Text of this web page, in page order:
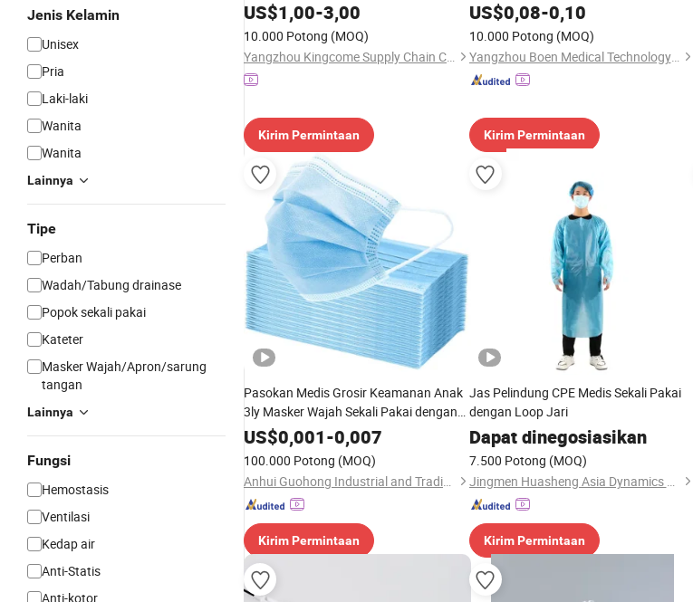
Jenis Kelamin
Unisex
Pria
Laki-laki
Wanita
Wanita
Lainnya
Tipe
Perban
Wadah/Tabung drainase
Popok sekali pakai
Kateter
Masker Wajah/Apron/sarung
tangan
Lainnya
Fungsi
Hemostasis
Ventilasi
Kedap air
Anti-Statis
Anti-kotor
US$1,00-3,00
10.000 Potong (MOQ)
Yangzhou Kingcome Supply Chain Co., Ltd
Kirim Permintaan
US$0,08-0,10
10.000 Potong (MOQ)
Yangzhou Boen Medical Technology Co., Ltd.
Kirim Permintaan
Pasokan Medis Grosir Keamanan Anak
3ly Masker Wajah Sekali Pakai dengan
Klip Hidung dan Tali Telinga
US$0,001-0,007
100.000 Potong (MOQ)
Anhui Guohong Industrial and Trading Co., Ltd.
Kirim Permintaan
Jas Pelindung CPE Medis Sekali Pakai
dengan Loop Jari
Dapat dinegosiasikan
7.500 Potong (MOQ)
Jingmen Huasheng Asia Dynamics Sanitary Products Co., Ltd.
Kirim Permintaan